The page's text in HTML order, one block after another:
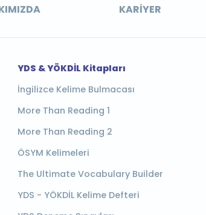
KARIYER
YDS & YÖKDİL Kitapları
İngilizce Kelime Bulmacası
More Than Reading 1
More Than Reading 2
ÖSYM Kelimeleri
The Ultimate Vocabulary Builder
YDS - YÖKDİL Kelime Defteri